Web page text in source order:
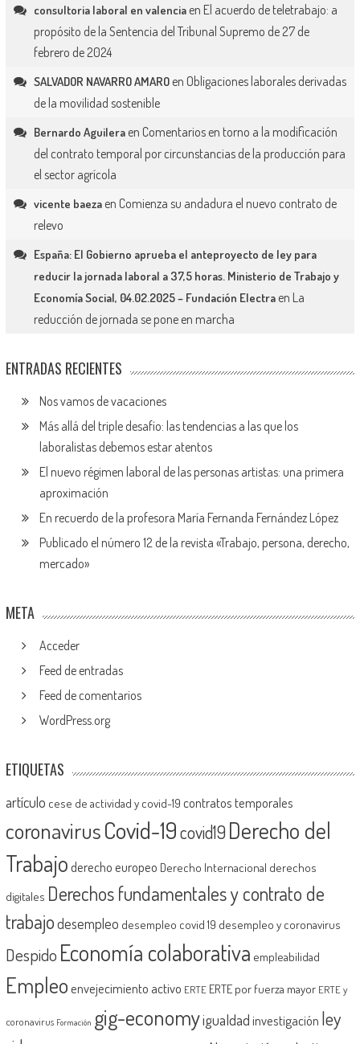
consultoria laboral en valenciaen El acuerdo de teletrabajo: a
propósito de la Sentencia del Tribunal Supremo de 27 de
febrero de 2024
SALVADOR NAVARRO AMAROen Obligaciones laborales derivadas
de la movilidad sostenible
Bernardo Aguileraen Comentarios en torno a la modificación
del contrato temporal por circunstancias de la producción para
el sector agrícola
vicente baezaen Comienza su andadura el nuevo contrato de
relevo
España: El Gobierno aprueba el anteproyecto de ley para
reducir la jornada laboral a 37,5 horas. Ministerio de Trabajo y
Economía Social, 04.02.2025 – Fundación Electraen La
reducción de jornada se pone en marcha
ENTRADAS RECIENTES
Nos vamos de vacaciones
Más allá del triple desafío: las tendencias a las que los
laboralistas debemos estar atentos
El nuevo régimen laboral de las personas artistas: una primera
aproximación
En recuerdo de la profesora María Fernanda Fernández López
Publicado el número 12 de la revista «Trabajo, persona, derecho,
mercado»
META
Acceder
Feed de entradas
Feed de comentarios
WordPress.org
ETIQUETAS
artículo cese de actividad y covid-19 contratos temporales
coronavirusCovid-19covid19 Derecho del
Trabajoderecho europeo Derecho Internacional derechos
digitales Derechos fundamentales y contrato de
trabajodesempleo desempleo covid 19 desempleo y coronavirus
Despido Economía colaborativa empleabilidad
Empleoenvejecimiento activo ERTE ERTE por fuerza mayor ERTE y
coronavirus Formación gig-economyigualdadinvestigación ley